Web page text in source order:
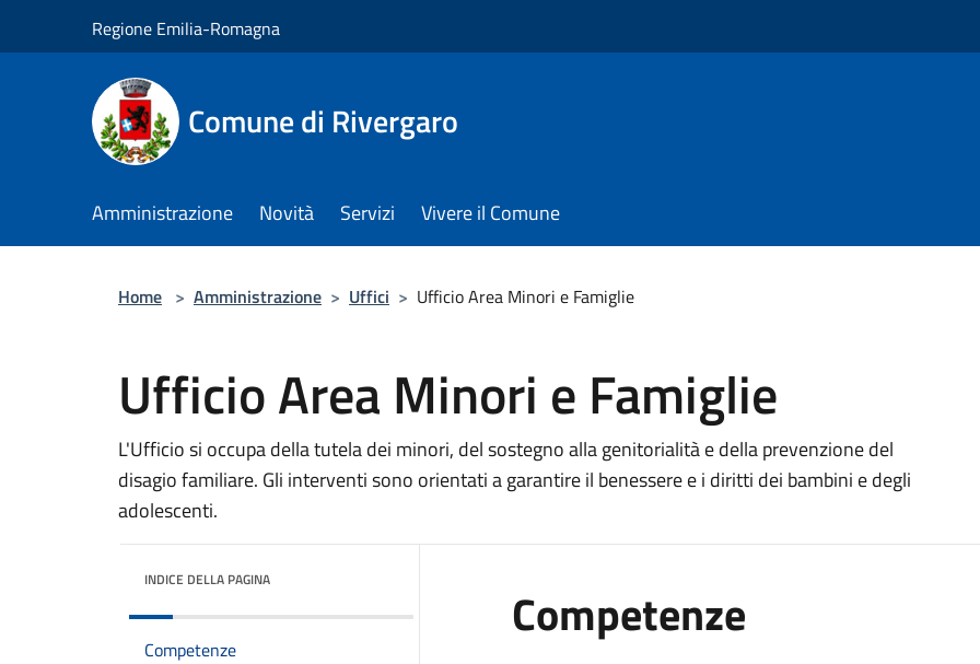
Regione Emilia-Romagna
Comune di Rivergaro
Amministrazione Novità Servizi Vivere il Comune
Home > Amministrazione > Uffici > Ufficio Area Minori e Famiglie
Ufficio Area Minori e Famiglie
L'Ufficio si occupa della tutela dei minori, del sostegno alla genitorialità e della prevenzione del
disagio familiare. Gli interventi sono orientati a garantire il benessere e i diritti dei bambini e degli
adolescenti.
INDICE DELLA PAGINA
Competenze
Competenze